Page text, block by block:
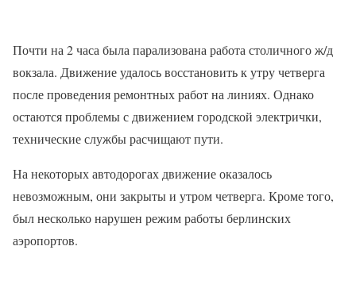
Почти на 2 часа была парализована работа столичного ж/д
вокзала. Движение удалось восстановить к утру четверга
после проведения ремонтных работ на линиях. Однако
остаются проблемы с движением городской электрички,
технические службы расчищают пути.
На некоторых автодорогах движение оказалось
невозможным, они закрыты и утром четверга. Кроме того,
был несколько нарушен режим работы берлинских
аэропортов.